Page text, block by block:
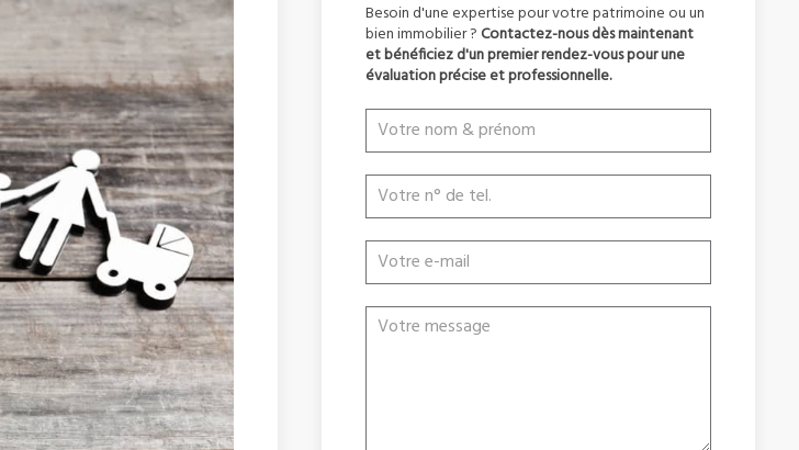
Besoin d'une expertise pour votre patrimoine ou un
bien immobilier ?Contactez-nous dès maintenant
et bénéficiez d'un premier rendez-vous pour une
évaluation précise et professionnelle.